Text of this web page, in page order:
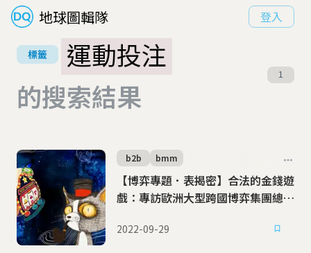
地球圖輯隊 登入
標籤
運動投注
的搜索結果
1
【博弈專題．表揭密】合法的金錢遊
戲：專訪歐洲大型跨國博弈集團總經
b2b bmm
2022-09-29